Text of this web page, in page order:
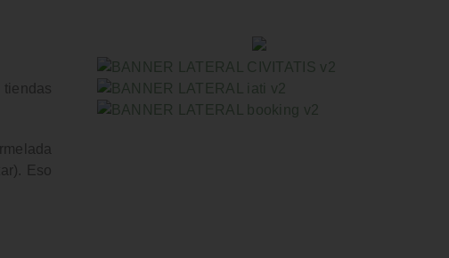
tiendas
Eso